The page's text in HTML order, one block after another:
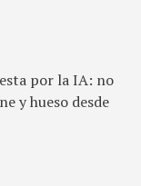
por la IA: no
y hueso desde